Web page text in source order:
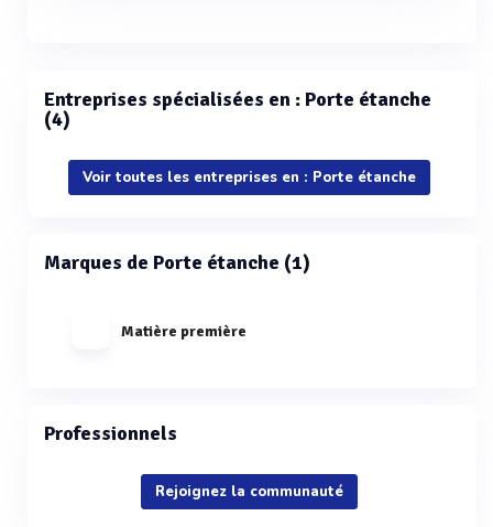
Entreprises spécialisées en : Porte étanche
(4)
Voir toutes les entreprises en : Porte étanche
Marques de Porte étanche (1)
Matière première
Professionnels
Rejoignez la communauté